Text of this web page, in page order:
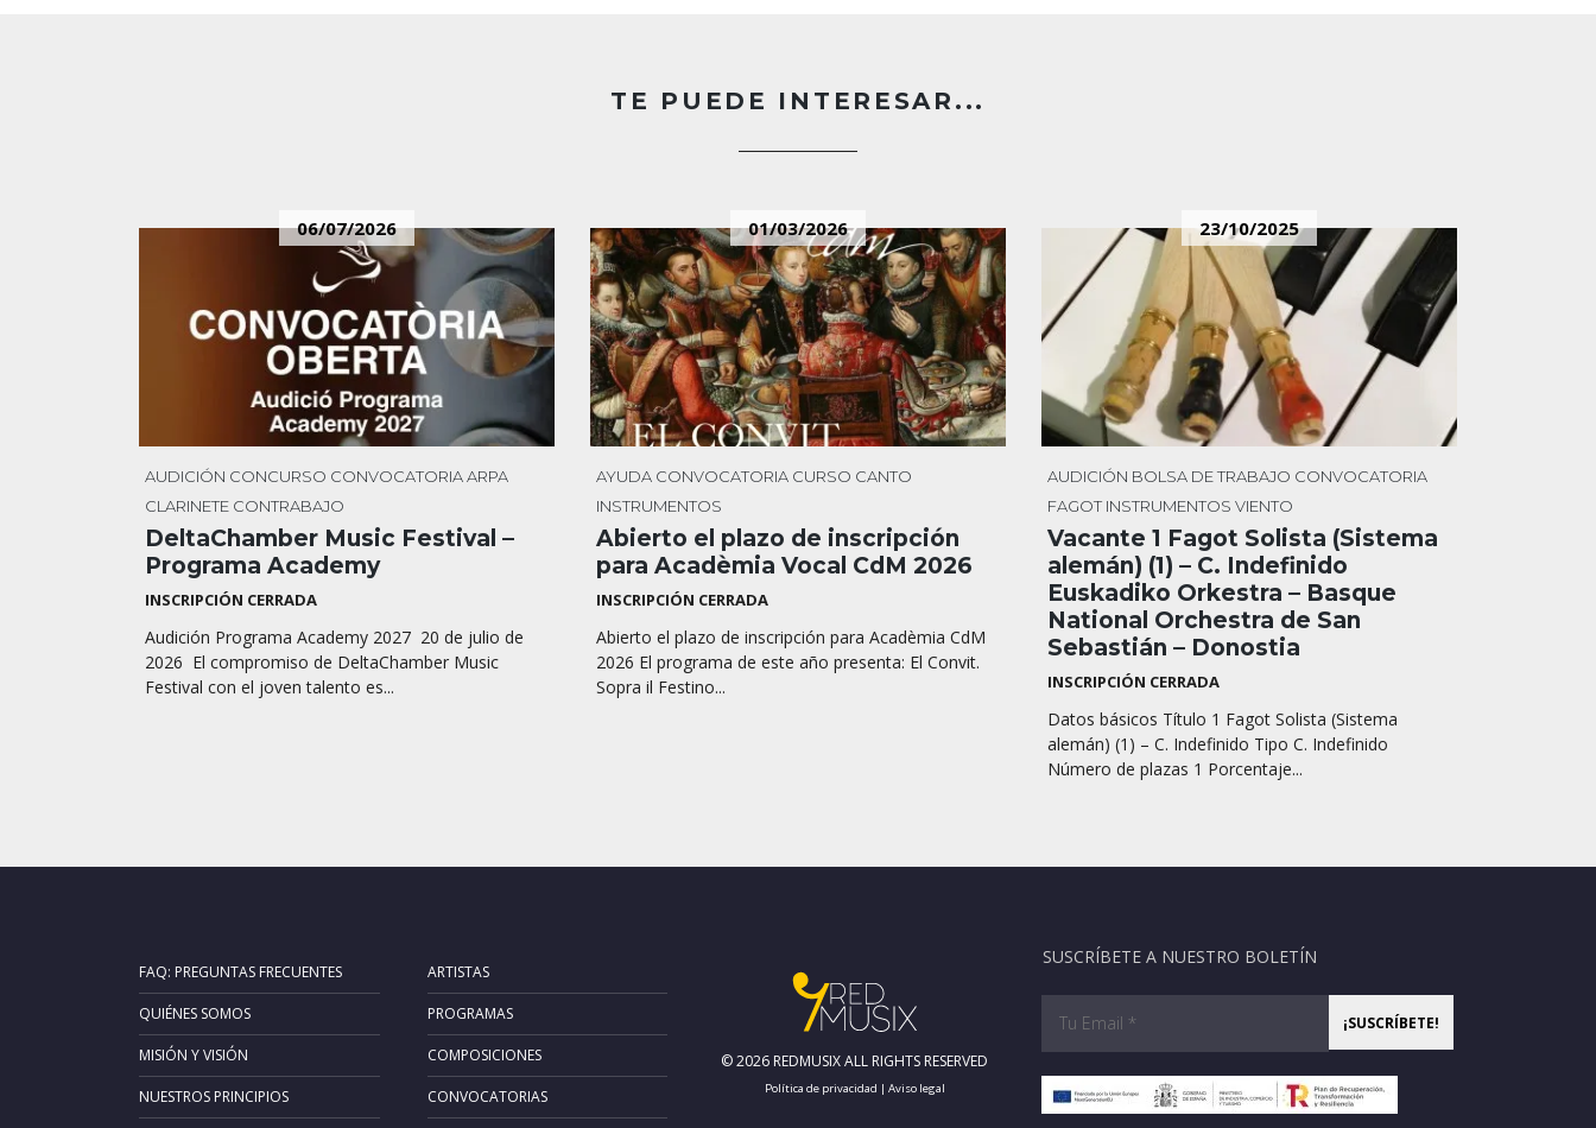
TE PUEDE INTERESAR...
06/07/2026
AUDICIÓN CONCURSO CONVOCATORIAARPA
CLARINETE CONTRABAJO
DeltaChamber Music Festival –
Programa Academy
INSCRIPCIÓN CERRADA
Audición Programa Academy 2027 20 de julio de
2026 El compromiso de DeltaChamber Music
Festival con el joven talento es...
01/03/2026
AYUDA CONVOCATORIA CURSO CANTO
INSTRUMENTOS
Abierto el plazo de inscripción
para Acadèmia Vocal CdM 2026
INSCRIPCIÓN CERRADA
Abierto el plazo de inscripción para Acadèmia CdM
2026 El programa de este año presenta: El Convit.
Sopra il Festino...
23/10/2025
AUDICIÓN BOLSA DE TRABAJO CONVOCATORIA
FAGOT INSTRUMENTOS VIENTO
Vacante 1 Fagot Solista (Sistema
alemán) (1) – C. Indefinido
Euskadiko Orkestra – Basque
National Orchestra de San
Sebastián – Donostia
INSCRIPCIÓN CERRADA
Datos básicos Título 1 Fagot Solista (Sistema
alemán) (1) – C. Indefinido Tipo C. Indefinido
Número de plazas 1 Porcentaje...
FAQ: PREGUNTAS FRECUENTES
QUIÉNES SOMOS
MISIÓN Y VISIÓN
NUESTROS PRINCIPIOS
ARTISTAS
PROGRAMAS
COMPOSICIONES
CONVOCATORIAS
© 2026 REDMUSIX ALL RIGHTS RESERVED
Política de privacidad | Aviso legal
SUSCRÍBETE A NUESTRO BOLETÍN